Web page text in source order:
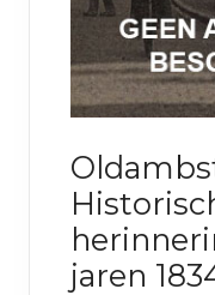
jaren